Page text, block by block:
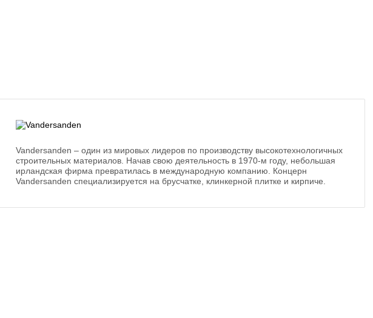
Vandersanden – один из мировых лидеров по производству высокотехнологичных
строительных материалов. Начав свою деятельность в 1970-м году, небольшая
ирландская фирма превратилась в международную компанию. Концерн
Vandersanden специализируется на брусчатке, клинкерной плитке и кирпиче.